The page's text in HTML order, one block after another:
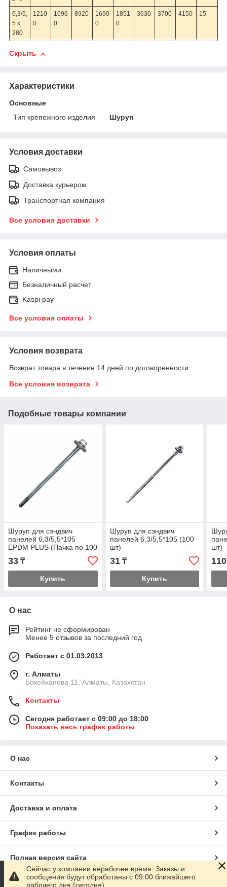
6,3/5,
5 x
280
1210
0
1696
0
8920
1690
0
1851
0
3630 3700 4150 15
Скрыть
Характеристики
Основные
Тип крепежного изделия
Шуруп
Условия доставки
Самовывоз
Доставка курьером
Транспортная компания
Все условия доставки
Условия оплаты
Наличными
Безналичный расчет
Kaspi pay
Все условия оплаты
Условия возврата
Возврат товара в течение 14 дней по договоренности
Все условия возврата
Подобные товары компании
Шуруп для сэндвич
панелей 6,3/5,5*105
EPDM PLUS (Пачка по 100
33 ₸
Купить
Шуруп для сэндвич
панелей 6,3/5,5*105 (100
шт)
31₸
Купить
шт)
110
О нас
Рейтинг не сформирован
Менее 5 отзывов за последний год
Работает с 01.03.2013
г. Алматы
Бокейханова 11, Алматы, Казахстан
Контакты
Сегодня работает с 09:00 до 18:00
Показать весь график работы
О нас
Контакты
Доставка и оплата
График работы
Полная версия сайта
Сайт создан на маркетплейсе
Сейчас у компании нерабочее время. Заказы и
сообщения будут обработаны с 09:00 ближайшего
рабочего дня (сегодня)